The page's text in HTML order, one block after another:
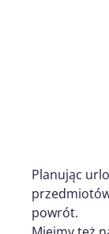
Planując
powrót.